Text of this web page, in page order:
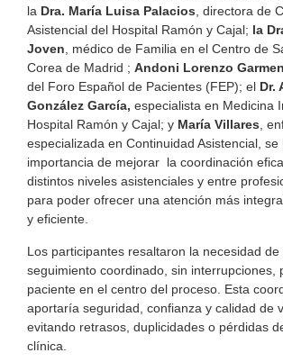
la Dra. María Luisa Palacios , directora de
Asistencial del Hospital Ramón y Cajal; la
Joven , médico de Familia en el Centro de
Corea de Madrid ; Andoni Lorenzo
del Foro Español de Pacientes (FEP); el Dr.
González García, especialista en Medicina
Hospital Ramón y Cajal; y María Villares ,
especializada en Continuidad Asistencial, se
importancia de mejorar la coordinación
distintos niveles asistenciales y entre
para poder ofrecer una atención más
y eficiente.
Los participantes resaltaron la necesidad
seguimiento coordinado, sin interrupciones,
paciente en el centro del proceso. Esta
aportaría seguridad, confianza y calidad de
evitando retrasos, duplicidades o pérdidas
clínica.